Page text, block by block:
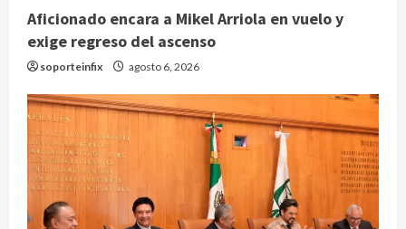
Aficionado encara a Mikel Arriola en vuelo y
exige regreso del ascenso
soporteinfix agosto 6, 2026